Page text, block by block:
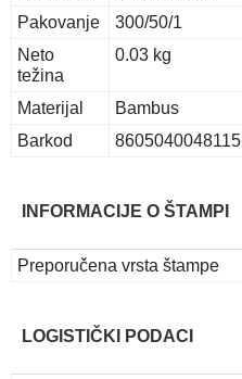
Pakovanje
300/50/1
Neto
težina
0.03 kg
Materijal
Bambus
Barkod
8605040048115
INFORMACIJE O ŠTAMPI
Preporučena vrsta štampe
LOGISTIČKI PODACI